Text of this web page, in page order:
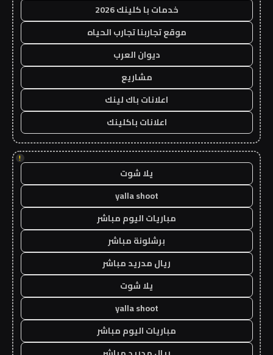
خدمات با كلينك 2026
موقع تجاربنا تجارب الحياه
ديوان العرب
مشاريع
اعلانات باك لينك
اعلانات باكلينك
!
يلا شوت
yalla shoot
مباريات اليوم مباشر
برشلونة مباشر
ريال مدريد مباشر
يلا شوت
yalla shoot
مباريات اليوم مباشر